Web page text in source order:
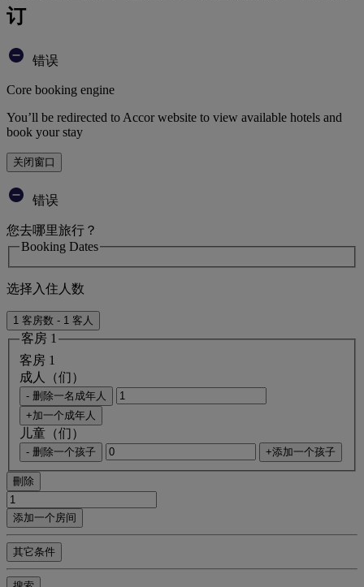
订
错误
Core booking engine
You’ll be redirected to Accor website to view available hotels and
book your stay
关闭窗口
错误
您去哪里旅行？
Booking Dates
选择入住人数
1 客房数 - 1 客人
客房 1
客房 1
成人（们）
- 删除一名成年人
+加一个成年人
儿童（们）
- 删除一个孩子 +添加一个孩子
刪除
添加一个房间
其它条件